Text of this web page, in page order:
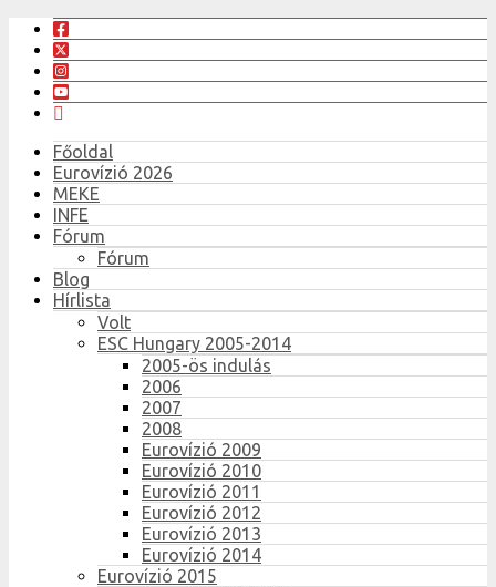
Főoldal
Eurovízió 2026
MEKE
INFE
Fórum
Fórum
Blog
Hírlista
Volt
ESC Hungary 2005-2014
2005-ös indulás
2006
2007
2008
Eurovízió 2009
Eurovízió 2010
Eurovízió 2011
Eurovízió 2012
Eurovízió 2013
Eurovízió 2014
Eurovízió 2015